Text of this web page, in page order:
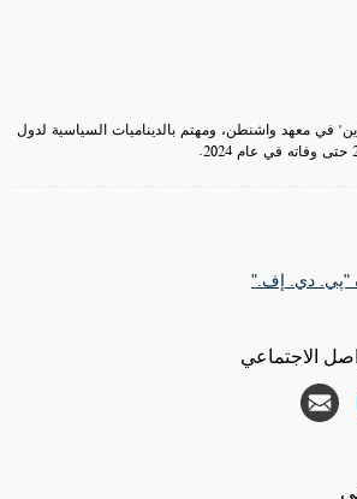
في معهد واشنطن، ومهتم بالديناميات السياسية لدول
"پي. دي. إف."
الاجتماعي